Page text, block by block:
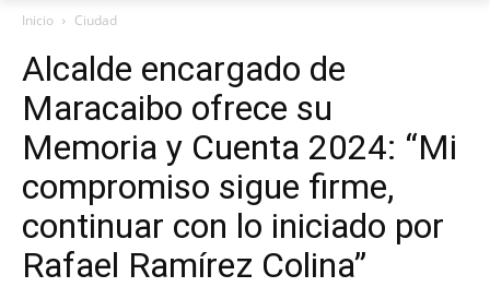
Inicio Ciudad
Alcalde encargado de
Maracaibo ofrece su
Memoria y Cuenta 2024: “Mi
compromiso sigue firme,
continuar con lo iniciado por
Rafael Ramírez Colina”